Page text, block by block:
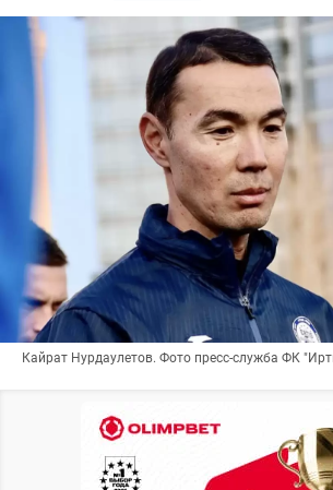
Кайрат Нурдаулетов. Фото пресс-служба ФК